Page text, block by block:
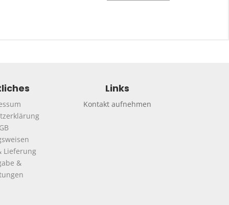
Lieferung
&
Links
Kontakt aufnehmen